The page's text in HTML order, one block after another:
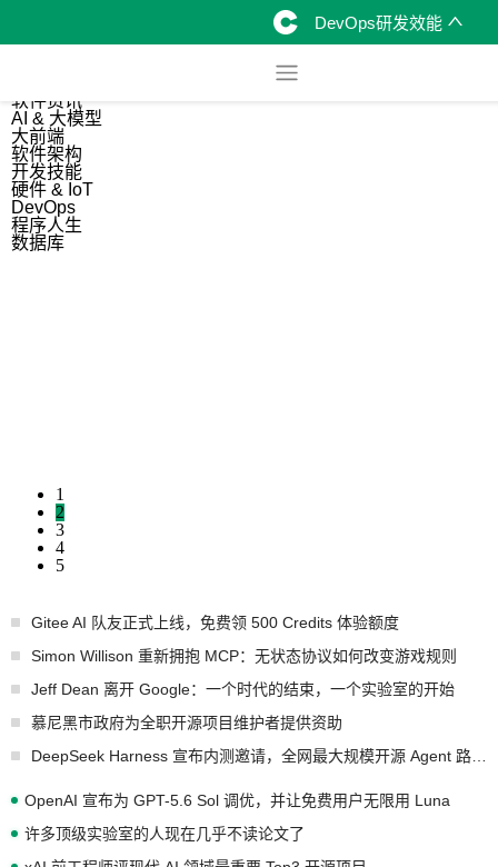
DevOps研发效能
软件资讯
AI & 大模型
大前端
软件架构
开发技能
硬件 & IoT
DevOps
程序人生
数据库
1
2
3
4
5
Gitee AI 队友正式上线，免费领 500 Credits 体验额度
Simon Willison 重新拥抱 MCP：无状态协议如何改变游戏规则
Jeff Dean 离开 Google：一个时代的结束，一个实验室的开始
慕尼黑市政府为全职开源项目维护者提供资助
OpenAI 宣布为 GPT-5.6 Sol 调优，并让免费用户无限用 Luna
许多顶级实验室的人现在几乎不读论文了